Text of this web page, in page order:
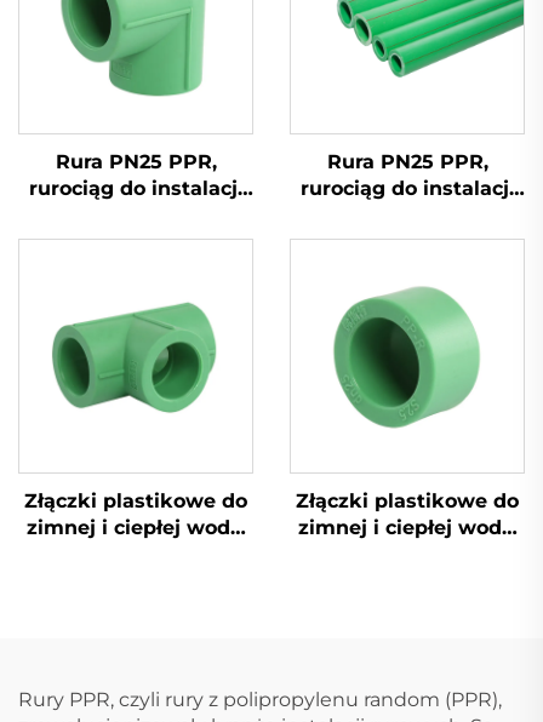
Rura PN25 PPR,
rurociąg do instalacji
woda, rura PPR
Rura PN25 PPR,
rurociąg do instalacji
woda, rura PPR
Złączki plastikowe do
zimnej i ciepłej wody,
Złączki plastikowe do
zimnej i ciepłej wody,
Rury PPR, czyli rury z polipropylenu random (PPR),